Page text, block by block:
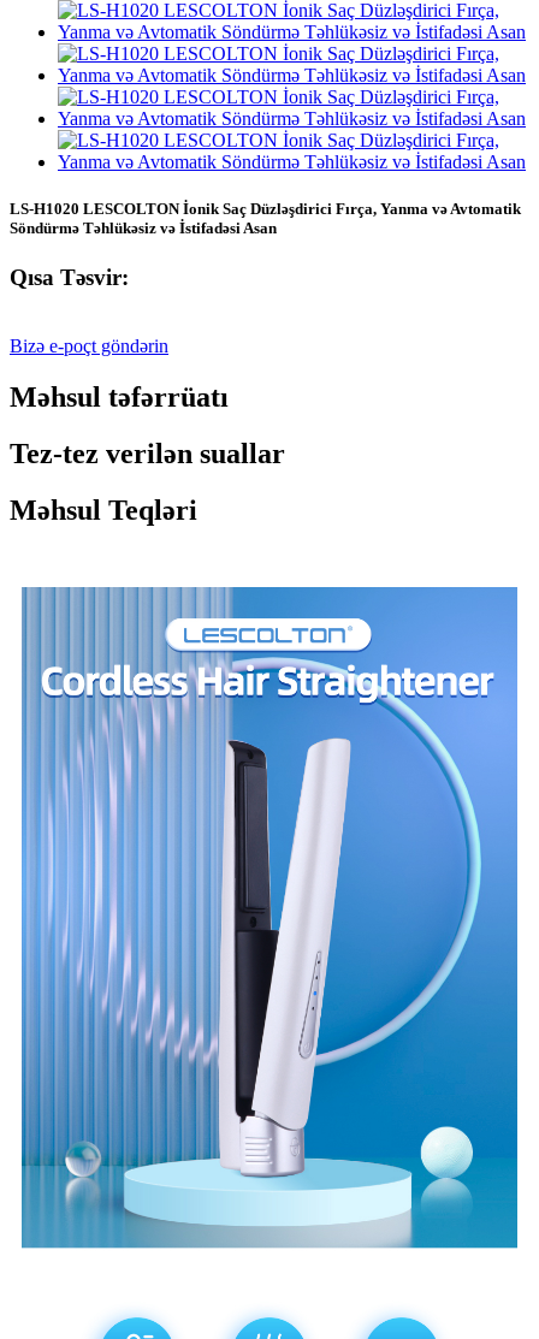
LS-H1020 LESCOLTON İonik Saç Düzləşdirici Fırça, Yanma və Avtomatik
Söndürmə Təhlükəsiz və İstifadəsi Asan
Qısa Təsvir:
Bizə e-poçt göndərin
Məhsul təfərrüatı
Tez-tez verilən suallar
Məhsul Teqləri